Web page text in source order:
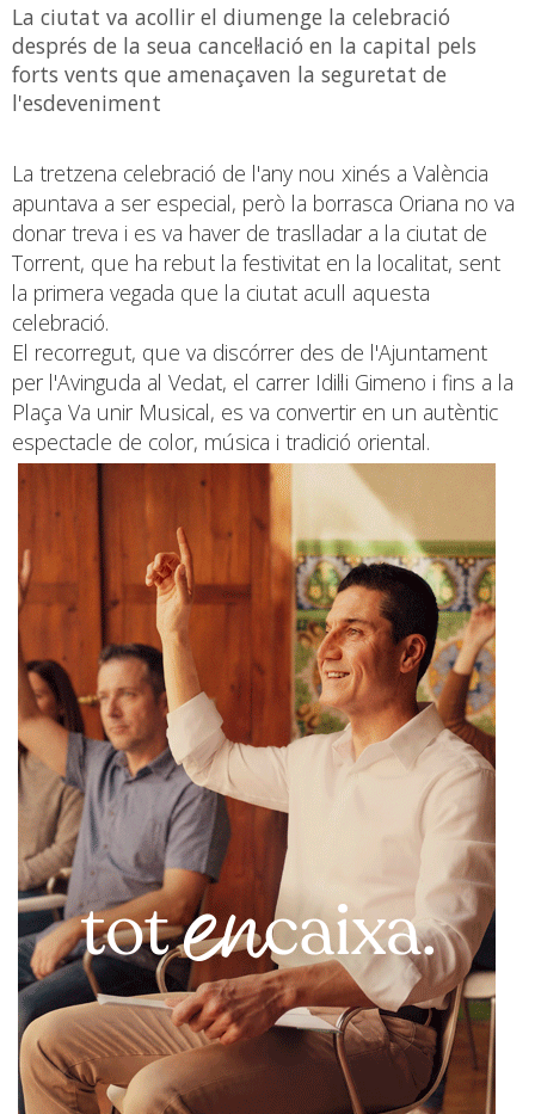
La ciutat va acollir el diumenge la celebració
després de la seua cancel·lació en la capital pels
forts vents que amenaçaven la seguretat de
l'esdeveniment
La tretzena celebració de l'any nou xinés a València
apuntava a ser especial, però la borrasca Oriana no va
donar treva i es va haver de traslladar a la ciutat de
Torrent, que ha rebut la festivitat en la localitat, sent
la primera vegada que la ciutat acull aquesta
celebració.
El recorregut, que va discórrer des de l'Ajuntament
per l'Avinguda al Vedat, el carrer Idil·li Gimeno i fins a la
Plaça Va unir Musical, es va convertir en un autèntic
espectacle de color, música i tradició oriental.